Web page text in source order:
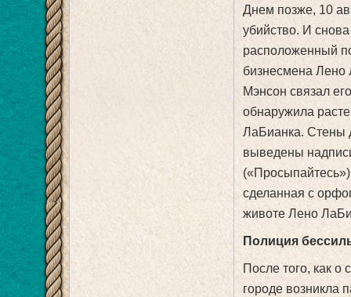
Днем позже, 10
убийство. И
расположенный
бизнесмена Лено
Мэнсон связал
обнаружила
ЛаБианка. Стены
выведены
сделанная с
животе Лено
Полиция
После того, как
городе возникла